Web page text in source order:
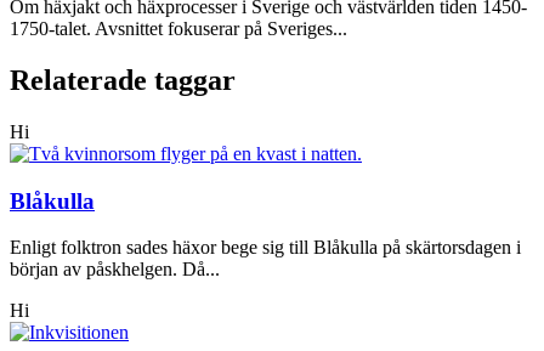
Om häxjakt och häxprocesser i Sverige och västvärlden tiden 1450-
1750-talet. Avsnittet fokuserar på Sveriges...
Relaterade taggar
Hi
Blåkulla
Enligt folktron sades häxor bege sig till Blåkulla på skärtorsdagen i
början av påskhelgen. Då...
Hi